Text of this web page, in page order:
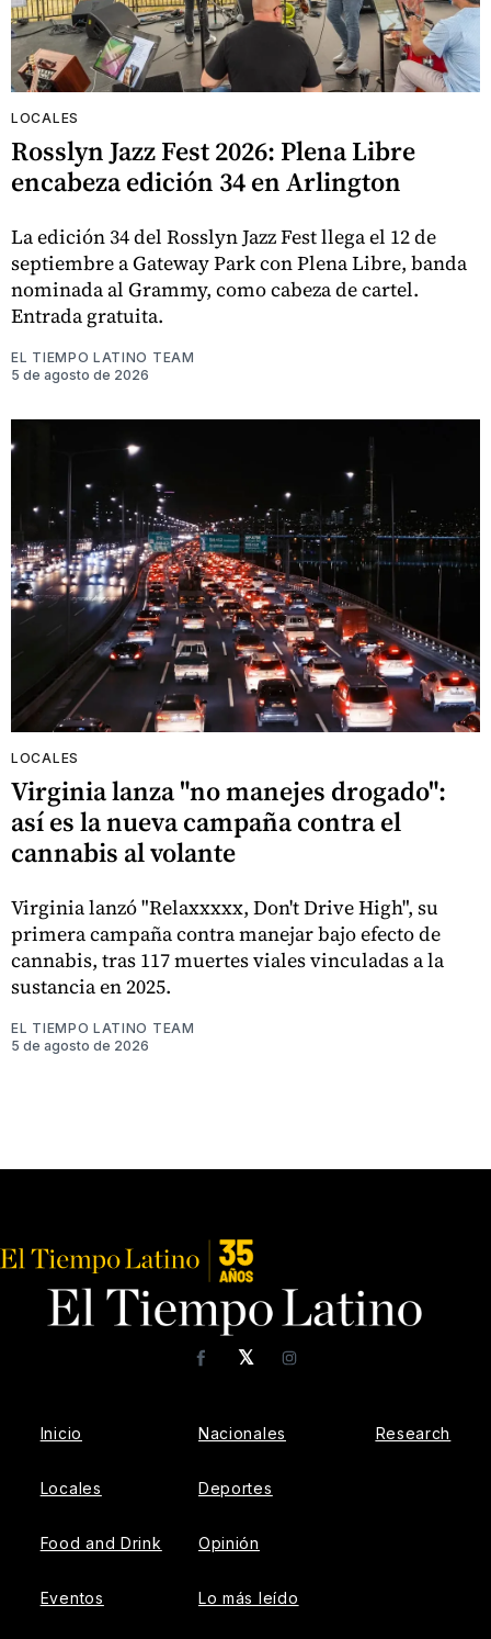
LOCALES
Rosslyn Jazz Fest 2026: Plena Libre
encabeza edición 34 en Arlington
La edición 34 del Rosslyn Jazz Fest llega el 12 de
septiembre a Gateway Park con Plena Libre, banda
nominada al Grammy, como cabeza de cartel.
Entrada gratuita.
EL TIEMPO LATINO TEAM
5 de agosto de 2026
LOCALES
Virginia lanza "no manejes drogado":
así es la nueva campaña contra el
cannabis al volante
Virginia lanzó "Relaxxxxx, Don't Drive High", su
primera campaña contra manejar bajo efecto de
cannabis, tras 117 muertes viales vinculadas a la
sustancia en 2025.
EL TIEMPO LATINO TEAM
5 de agosto de 2026
𝕏
FacebookInstagram
Inicio
Locales
Food and Drink
Eventos
Nacionales
Deportes
Opinión
Lo más leído
Research